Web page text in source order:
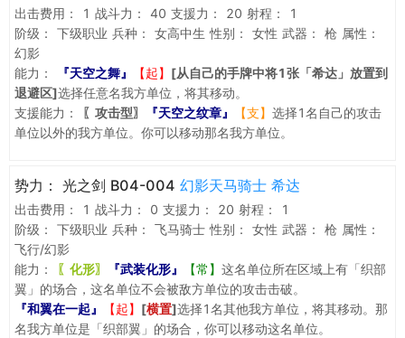
出击费用： 1 战斗力： 40 支援力： 20 射程：
1
阶级：
下级职业 兵种： 女高中生 性别： 女性 武器： 枪 属性：
幻影
能力：
『天空之舞』 【起】 [从自己的手牌中将1张「希达」放置到
退避区]选择任意名我方单位，将其移动。
支援能力：
〖攻击型〗 『天空之纹章』 【支】 选择1名自己的攻击
单位以外的我方单位。你可以移动那名我方单位。
势力： 光之剑 B04-004 幻影天马骑士 希达
出击费用： 1 战斗力： 0 支援力： 20 射程：
1
阶级：
下级职业 兵种： 飞马骑士 性别： 女性 武器： 枪 属性：
飞行/幻影
能力：
〖化形〗 『武装化形』 【常】 这名单位所在区域上有「织部
翼」的场合，这名单位不会被敌方单位的攻击击破。
『和翼在一起』
【起】 [横置]选择1名其他我方单位，将其移动。那
名我方单位是「织部翼」的场合，你可以移动这名单位。